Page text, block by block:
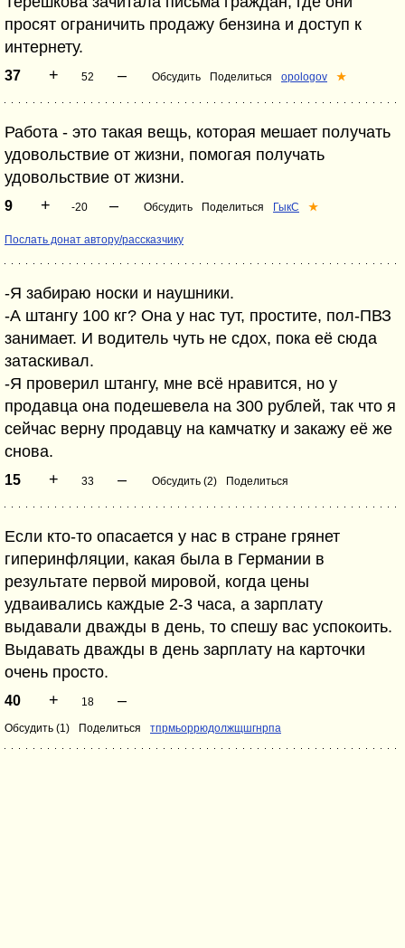
просят ограничить продажу бензина и доступ к
интернету.
37 + 52 – Обсудить Поделиться opologov ★
Работа - это такая вещь, которая мешает получать
удовольствие от жизни, помогая получать
удовольствие от жизни.
9 + -20 – Обсудить Поделиться ГыкС ★
Послать донат автору/рассказчику
-Я забираю носки и наушники.
-А штангу 100 кг? Она у нас тут, простите, пол-ПВЗ
занимает. И водитель чуть не сдох, пока её сюда
затаскивал.
-Я проверил штангу, мне всё нравится, но у
продавца она подешевела на 300 рублей, так что я
сейчас верну продавцу на камчатку и закажу её же
снова.
15 + 33 – Обсудить (2) Поделиться
Если кто-то опасается у нас в стране грянет
гиперинфляции, какая была в Германии в
результате первой мировой, когда цены
удваивались каждые 2-3 часа, а зарплату
выдавали дважды в день, то спешу вас успокоить.
Выдавать дважды в день зарплату на карточки
очень просто.
40 + 18 –
Обсудить (1) Поделиться тпрмьоррюдолжщшгнрпа